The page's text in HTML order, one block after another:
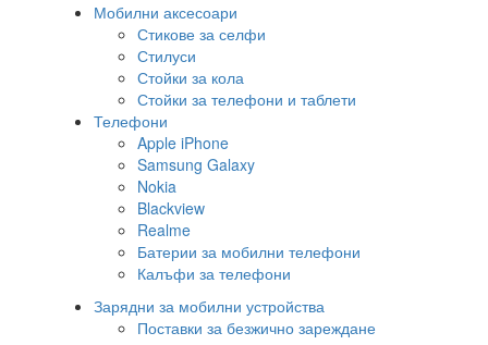
Мобилни аксесоари
Стикове за селфи
Стилуси
Стойки за кола
Стойки за телефони и таблети
Телефони
Apple iPhone
Samsung Galaxy
Nokia
Blackview
Realme
Батерии за мобилни телефони
Калъфи за телефони
Зарядни за мобилни устройства
Поставки за безжично зареждане